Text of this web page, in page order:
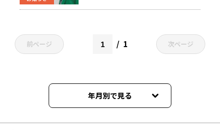
前ページ 1 次ページ
年月別で見る
2025年03月